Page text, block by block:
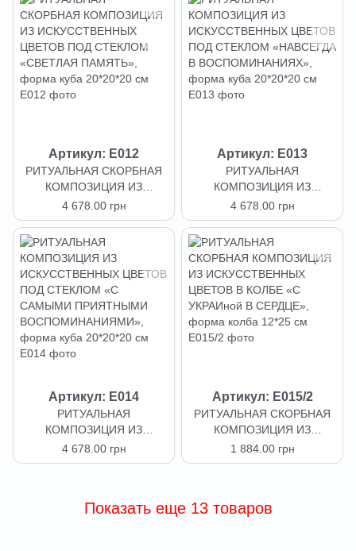
пирамида 20*20*25 см
форма пирамида 20*20*25
см
Артикул: E012
РИТУАЛЬНАЯ СКОРБНАЯ
КОМПОЗИЦИЯ ИЗ
ИСКУССТВЕННЫХ ЦВЕТОВ
ПОД СТЕКЛОМ «СВЕТЛАЯ
20*20*20 см
4 678.00 грн
Артикул: E013
РИТУАЛЬНАЯ
КОМПОЗИЦИЯ ИЗ
ИСКУССТВЕННЫХ ЦВЕТОВ
ПОД СТЕКЛОМ «НАВСЕГДА
форма куба 20*20*20 см
4 678.00 грн
Артикул: E014
РИТУАЛЬНАЯ
КОМПОЗИЦИЯ ИЗ
ИСКУССТВЕННЫХ ЦВЕТОВ
ПОД СТЕКЛОМ «С
форма куба 20*20*20 см
4 678.00 грн
Артикул: E015/2
РИТУАЛЬНАЯ СКОРБНАЯ
КОМПОЗИЦИЯ ИЗ
ИСКУССТВЕННЫХ ЦВЕТОВ
В КОЛБЕ «С УКРАИной В
1 884.00 грн
Показать еще 13 товаров